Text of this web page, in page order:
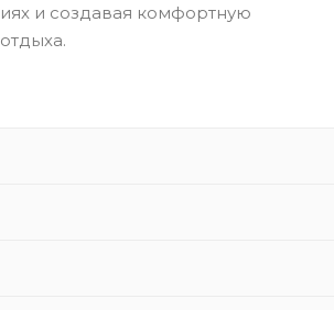
и создавая комфортную